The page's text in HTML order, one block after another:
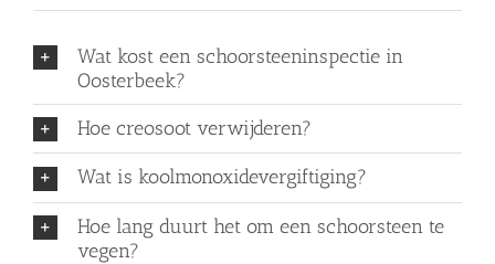
Wat kost een schoorsteeninspectie in
Oosterbeek?
Hoe creosoot verwijderen?
Wat is koolmonoxidevergiftiging?
Hoe lang duurt het om een schoorsteen te
vegen?